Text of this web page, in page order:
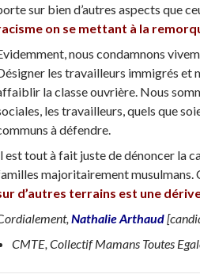
sur bien d’autres aspects que
on se mettant à la
nous condamnons
les travailleurs immigrés et
la classe ouvrière. Nous
les travailleurs, quels que
à défendre.
est tout à fait juste de dénoncer la
majoritairement
d’autres terrains est une
ordialement, Nathalie Arthaud
CMTE, Collectif Mamans Toutes